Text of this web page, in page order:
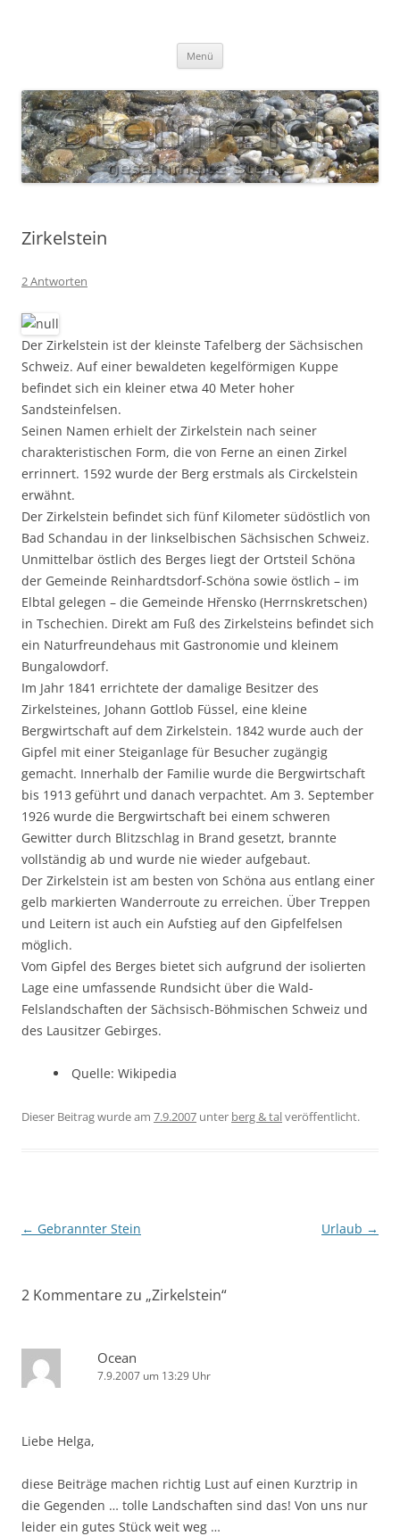
Menü
Zirkelstein
2 Antworten
Der Zirkelstein ist der kleinste Tafelberg der Sächsischen
Schweiz. Auf einer bewaldeten kegelförmigen Kuppe
befindet sich ein kleiner etwa 40 Meter hoher
Sandsteinfelsen.
Seinen Namen erhielt der Zirkelstein nach seiner
charakteristischen Form, die von Ferne an einen Zirkel
errinnert. 1592 wurde der Berg erstmals als Circkelstein
erwähnt.
Der Zirkelstein befindet sich fünf Kilometer südöstlich von
Bad Schandau in der linkselbischen Sächsischen Schweiz.
Unmittelbar östlich des Berges liegt der Ortsteil Schöna
der Gemeinde Reinhardtsdorf-Schöna sowie östlich – im
Elbtal gelegen – die Gemeinde Hřensko (Herrnskretschen)
in Tschechien. Direkt am Fuß des Zirkelsteins befindet sich
ein Naturfreundehaus mit Gastronomie und kleinem
Bungalowdorf.
Im Jahr 1841 errichtete der damalige Besitzer des
Zirkelsteines, Johann Gottlob Füssel, eine kleine
Bergwirtschaft auf dem Zirkelstein. 1842 wurde auch der
Gipfel mit einer Steiganlage für Besucher zugängig
gemacht. Innerhalb der Familie wurde die Bergwirtschaft
bis 1913 geführt und danach verpachtet. Am 3. September
1926 wurde die Bergwirtschaft bei einem schweren
Gewitter durch Blitzschlag in Brand gesetzt, brannte
vollständig ab und wurde nie wieder aufgebaut.
Der Zirkelstein ist am besten von Schöna aus entlang einer
gelb markierten Wanderroute zu erreichen. Über Treppen
und Leitern ist auch ein Aufstieg auf den Gipfelfelsen
möglich.
Vom Gipfel des Berges bietet sich aufgrund der isolierten
Lage eine umfassende Rundsicht über die Wald-
Felslandschaften der Sächsisch-Böhmischen Schweiz und
des Lausitzer Gebirges.
Quelle: Wikipedia
Dieser Beitrag wurde am 7.9.2007 unter berg & talveröffentlicht.
Beitragsnavigation
← Gebrannter Stein Urlaub →
2 Kommentare zu „Zirkelstein“
Ocean
7.9.2007 um 13:29 Uhr
Liebe Helga,
diese Beiträge machen richtig Lust auf einen Kurztrip in
die Gegenden … tolle Landschaften sind das! Von uns nur
leider ein gutes Stück weit weg …